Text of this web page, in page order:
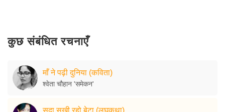
कुछ संबंधित रचनाएँ
माँ ने पढ़ी दुनिया (कविता)
श्वेता चौहान 'समेकन'
सदा सुखी रहो बेटा (लघुकथा)